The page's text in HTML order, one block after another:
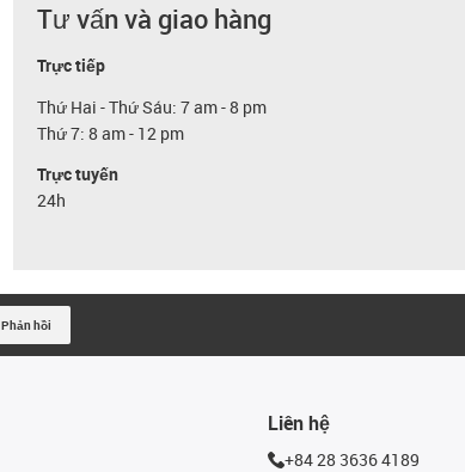
Tư vấn và giao hàng
Trực tiếp
Thứ Hai - Thứ Sáu: 7 am - 8 pm
Thứ 7: 8 am - 12 pm
Trực tuyến
24h
Phản hồi
Liên hệ
+84 28 3636 4189